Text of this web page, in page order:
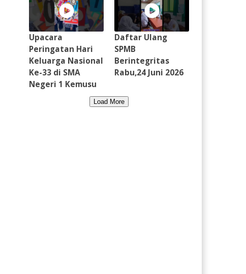
Upacara
Peringatan Hari
Keluarga Nasional
Ke-33 di SMA
Negeri 1 Kemusu
Daftar Ulang
SPMB
Berintegritas
Rabu,24 Juni 2026
Load More